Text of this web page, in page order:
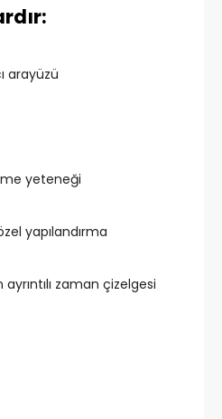
arayüzü
yeteneği
yapılandırma
zaman çizelgesi